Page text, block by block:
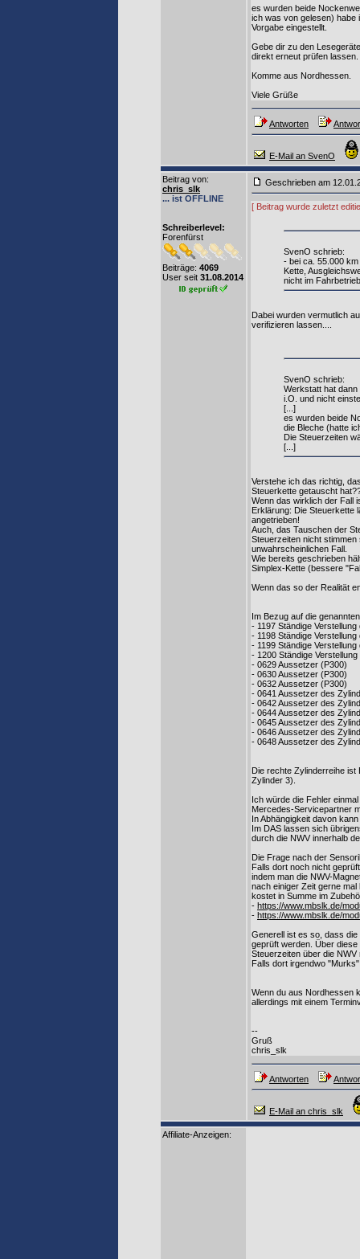
es wurden beide
ich was von gelesen) habe
Vorgabe eingestellt.
Gebe dir zu den
direkt erneut prüfen lassen.
Komme aus Nordhessen.
Viele Grüße
Antworten
E-Mail an SvenO
Beitrag von:
chris_slk
... ist OFFLINE
Schreiberlevel:
Forenfürst
Beiträge: 4069
User seit 31.08.2014
Geschrieben am
[ Beitrag wurde zuletzt
SvenO schrieb:
- bei ca. 55.000
Kette,
nicht im
Dabei wurden vermutlich
verifizieren lassen....
SvenO schrieb:
Werkstatt hat
i.O. und nicht
[...]
es wurden beide
die Bleche (hatte
Die Steuerzeiten
[...]
Verstehe ich das richtig,
Steuerkette getauscht
Wenn das wirklich der Fall
Erklärung: Die Steuerkette
angetrieben!
Auch, das Tauschen der
Steuerzeiten nicht
unwahrscheinlichen Fall.
Wie bereits geschrieben
Simplex-Kette (bessere
Wenn das so der Realität
Im Bezug auf die
- 1197 Ständige
- 1198 Ständige
- 1199 Ständige
- 1200 Ständige
- 0629 Aussetzer (P300)
- 0630 Aussetzer (P300)
- 0632 Aussetzer (P300)
- 0641 Aussetzer des
- 0642 Aussetzer des
- 0644 Aussetzer des
- 0645 Aussetzer des
- 0646 Aussetzer des
- 0648 Aussetzer des
Die rechte Zylinderreihe
Zylinder 3).
Ich würde die Fehler
Mercedes-Servicepartner
In Abhängigkeit davon
Im DAS lassen sich
durch die NWV innerhalb
Die Frage nach der
Falls dort noch nicht
indem man die NWV-
nach einiger Zeit gerne
kostet in Summe im
- https://www.mbslk.de/
- https://www.mbslk.de/
Generell ist es so, dass
geprüft werden. Über
Steuerzeiten über die
Falls dort irgendwo
Wenn du aus Nordhessen
allerdings mit einem
--
Gruß
chris_slk
Antworten
E-Mail an chris_slk
Affiliate-Anzeigen: